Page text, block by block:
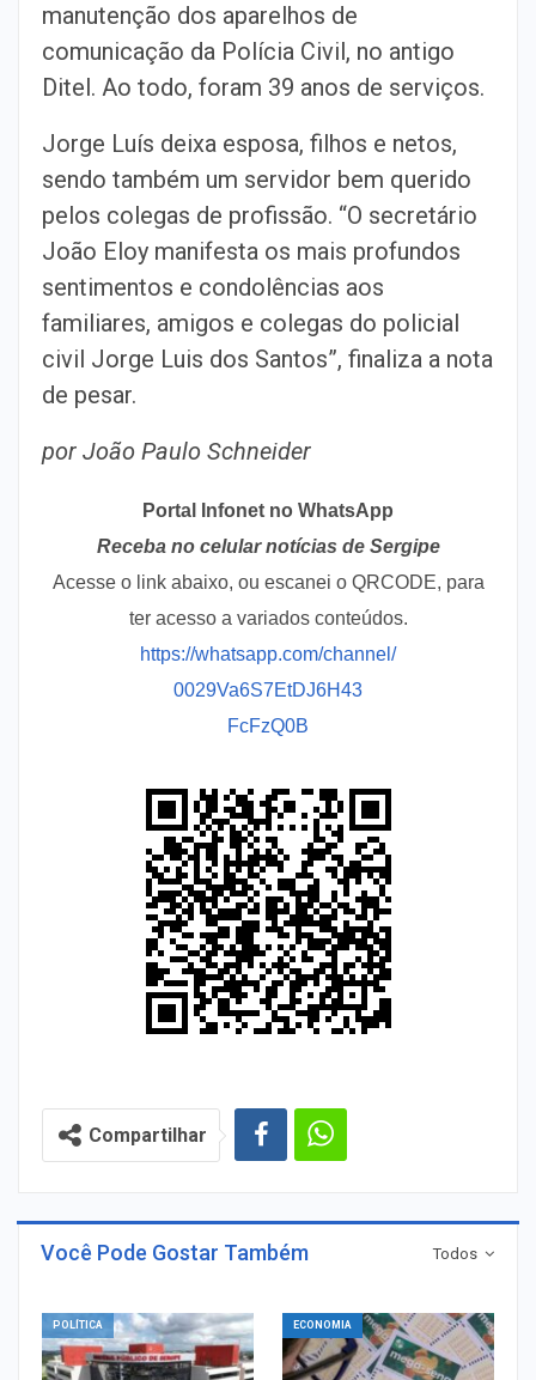
manutenção dos aparelhos de
comunicação da Polícia Civil, no antigo
Ditel. Ao todo, foram 39 anos de serviços.
Jorge Luís deixa esposa, filhos e netos,
sendo também um servidor bem querido
pelos colegas de profissão. “O secretário
João Eloy manifesta os mais profundos
sentimentos e condolências aos
familiares, amigos e colegas do policial
civil Jorge Luis dos Santos”, finaliza a nota
de pesar.
por João Paulo Schneider
Portal Infonet no WhatsApp
Receba no celular notícias de Sergipe
Acesse o link abaixo, ou escanei o QRCODE, para
ter acesso a variados conteúdos.
https://whatsapp.com/channel/
0029Va6S7EtDJ6H43
FcFzQ0B
Compartilhar
Todos
Você Pode Gostar Também
POLÍTICA ECONOMIA